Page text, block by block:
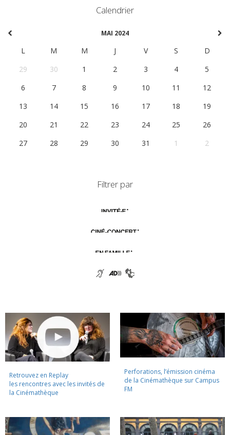
Calendrier
MAI 2024
L M M J V S
D
29
30 1 2 3 4
5
6
7 8 9 10 11
12
13
14 15 16 17 18
19
20
21 22 23 24 25
26
27
28 29 30 31 1 2
Filtrer par
Retrouvez en Replay
les rencontres avec les invités de
la Cinémathèque
Perforations, l’émission cinéma
de la Cinémathèque sur Campus
FM